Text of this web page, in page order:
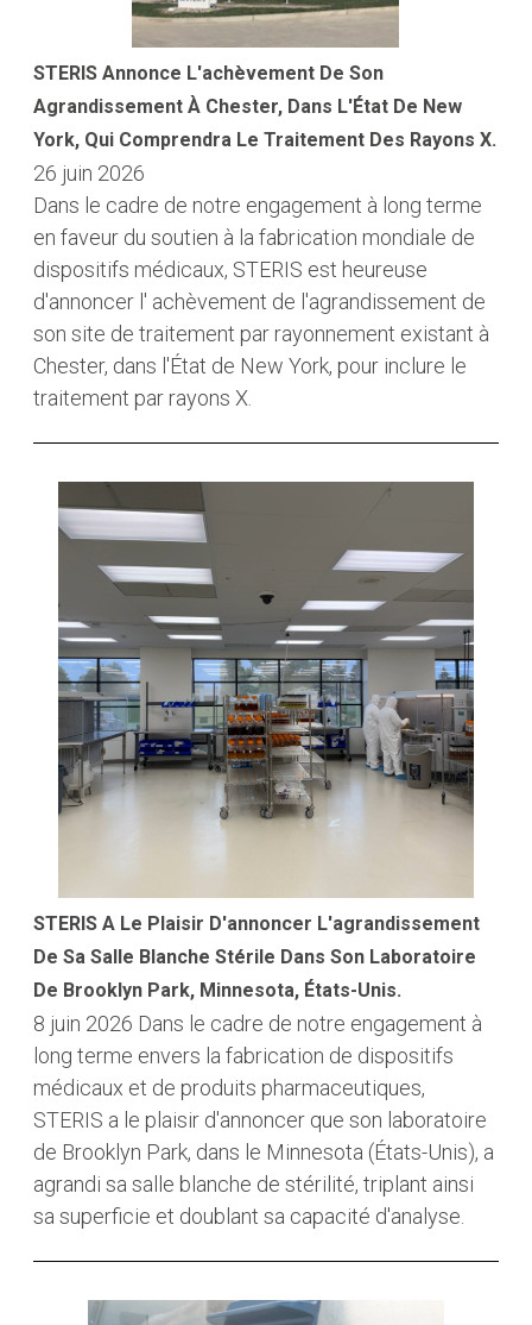
STERIS Annonce L'achèvement De Son
Agrandissement À Chester, Dans L'État De New
York, Qui Comprendra Le Traitement Des Rayons X.
26 juin 2026
Dans le cadre de notre engagement à long terme
en faveur du soutien à la fabrication mondiale de
dispositifs médicaux, STERIS est heureuse
d'annoncer l' achèvement de l'agrandissement de
son site de traitement par rayonnement existant à
Chester, dans l'État de New York, pour inclure le
traitement par rayons X.
STERIS A Le Plaisir D'annoncer L'agrandissement
De Sa Salle Blanche Stérile Dans Son Laboratoire
De Brooklyn Park, Minnesota, États-Unis.
8 juin 2026 Dans le cadre de notre engagement à
long terme envers la fabrication de dispositifs
médicaux et de produits pharmaceutiques,
STERIS a le plaisir d'annoncer que son laboratoire
de Brooklyn Park, dans le Minnesota (États-Unis), a
agrandi sa salle blanche de stérilité, triplant ainsi
sa superficie et doublant sa capacité d'analyse.